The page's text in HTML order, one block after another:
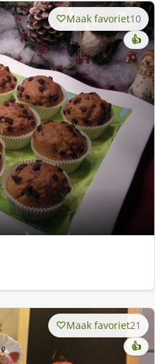
Maak favoriet10
👍
Maak favoriet21
👍